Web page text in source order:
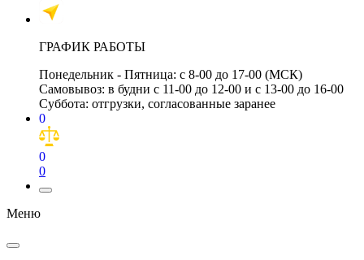
ГРАФИК РАБОТЫ
Понедельник - Пятница: с 8-00 до 17-00 (МСК)
Самовывоз: в будни с 11-00 до 12-00 и с 13-00 до 16-00
Суббота: отгрузки, согласованные заранее
0
0
0
Меню